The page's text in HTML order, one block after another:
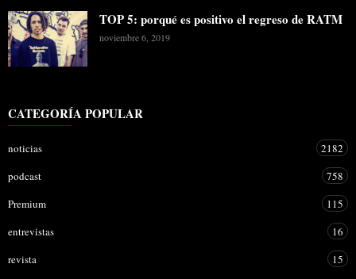
TOP 5: porqué es positivo el regreso de RATM
noviembre 6, 2019
CATEGORÍA POPULAR
noticias
2182
podcast
758
Premium
115
entrevistas
16
revista
15